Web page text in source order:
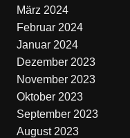
März 2024
Februar 2024
Januar 2024
Dezember 2023
November 2023
Oktober 2023
September 2023
August 2023